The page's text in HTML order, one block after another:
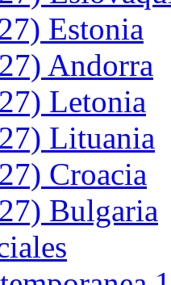
Estonia
Andorra
Letonia
Lituania
Croacia
Bulgaria